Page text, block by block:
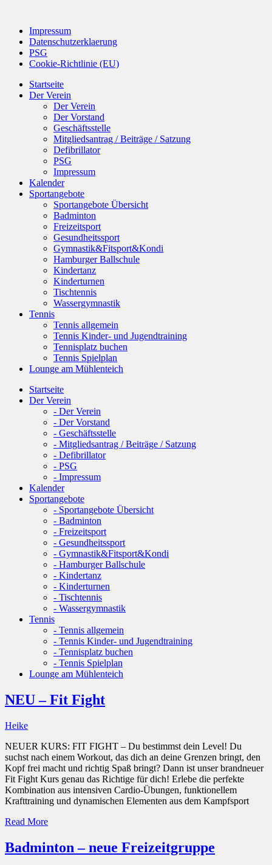
Impressum
Datenschutzerklaerung
PSG
Cookie-Richtlinie (EU)
Startseite
Der Verein
Der Verein
Der Vorstand
Geschäftsstelle
Mitgliedsantrag / Beiträge / Satzung
Defibrillator
PSG
Impressum
Kalender
Sportangebote
Sportangebote Übersicht
Badminton
Freizeitsport
Gesundheitssport
Gymnastik&Fitsport&Kondi
Hamburger Ballschule
Kindertanz
Kinderturnen
Tischtennis
Wassergymnastik
Tennis
Tennis allgemein
Tennis Kinder- und Jugendtraining
Tennisplatz buchen
Tennis Spielplan
Lounge am Mühlenteich
Startseite
Der Verein
- Der Verein
- Der Vorstand
- Geschäftsstelle
- Mitgliedsantrag / Beiträge / Satzung
- Defibrillator
- PSG
- Impressum
Kalender
Sportangebote
- Sportangebote Übersicht
- Badminton
- Freizeitsport
- Gesundheitssport
- Gymnastik&Fitsport&Kondi
- Hamburger Ballschule
- Kindertanz
- Kinderturnen
- Tischtennis
- Wassergymnastik
Tennis
- Tennis allgemein
- Tennis Kinder- und Jugendtraining
- Tennisplatz buchen
- Tennis Spielplan
Lounge am Mühlenteich
NEU – Fit Fight
Heike
NEUER KURS: FIT FIGHT – Du bestimmst dein Level! Du
suchst nach einem Workout, das dich an deine Grenzen bringt, den
Kopf frei macht und richtig Spaß bringt? Dann ist unser brandneuer
Fit Fight Kurs genau das Richtige für dich! Erlebe die perfekte
Kombination aus intensiven Cardio-Übungen, funktionellem
Krafttraining und dynamischen Elementen aus dem Kampfsport
Read More
Badminton – neue Freizeitgruppe